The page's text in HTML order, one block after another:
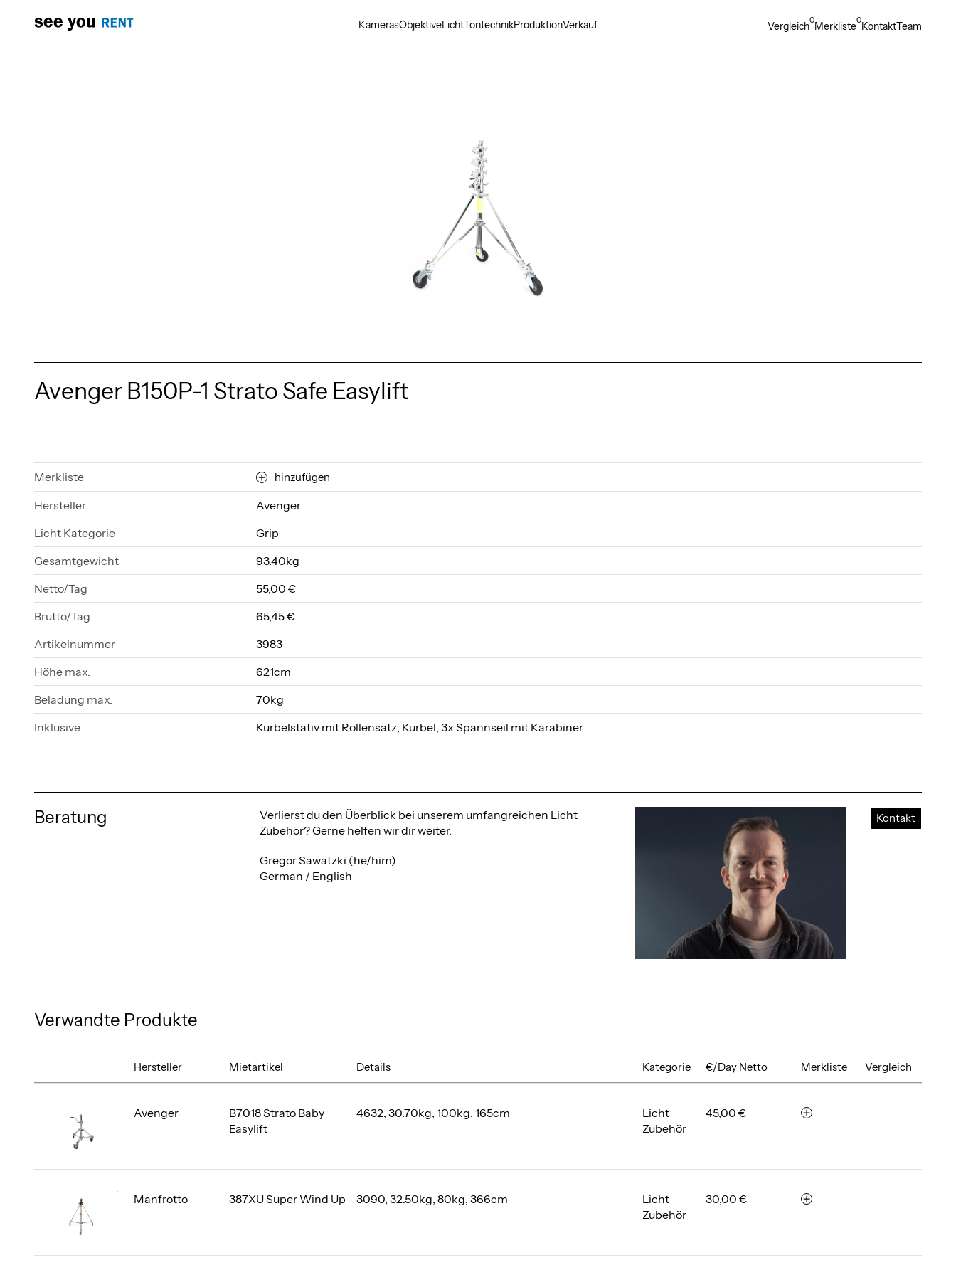
KamerasObjektiveLichtTontechnikProduktionVerkauf Vergleich0Merkliste0KontaktTeam
Avenger B150P-1 Strato Safe Easylift
Merkliste hinzufügen
Hersteller
Avenger
Licht Kategorie
Grip
Gesamtgewicht
93.40kg
Netto/Tag
55,00 €
Brutto/Tag
65,45 €
Artikelnummer
3983
Höhe max.
621cm
Beladung max.
70kg
Inklusive
Kurbelstativ mit Rollensatz, Kurbel, 3x Spannseil mit Karabiner
Beratung
Verlierst du den Überblick bei unserem umfangreichen Licht
Zubehör? Gerne helfen wir dir weiter.
Gregor Sawatzki (he/him)
German / English
Kontakt
Verwandte Produkte
Hersteller Mietartikel Kategorie €/Day Netto
Details Merkliste Vergleich
B7018 Strato Baby
Easylift
4632, 30.70kg, 100kg, 165cm
Avenger
Licht
Zubehör
45,00 €
m
k
n
387XU Super Wind Up 3090, 32.50kg, 80kg, 366cm
Manfrotto
Licht
Zubehör
30,00 €
m
k